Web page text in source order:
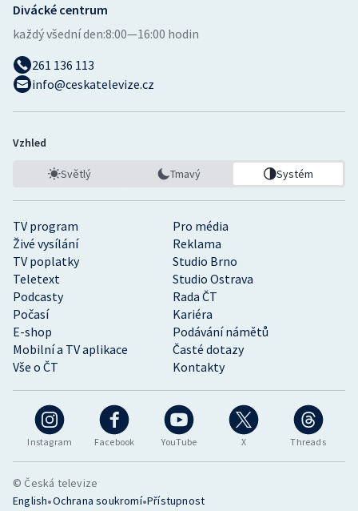
Instagram Facebook YouTube X Threads
TV program
Pro média
Živé vysílání
Reklama
TV poplatky
Studio Brno
Teletext
Studio Ostrava
Podcasty
Rada ČT
Počasí
Kariéra
E-shop
Podávání námětů
Mobilní a TV aplikace
Časté dotazy
Vše o ČT
Kontakty
Divácké centrum
každý všední den:8:00—16:00 hodin
261 136 113
info@ceskatelevize.cz
Vzhled
Světlý Tmavý Systém
© Česká televize
English•Ochrana soukromí•Přístupnost